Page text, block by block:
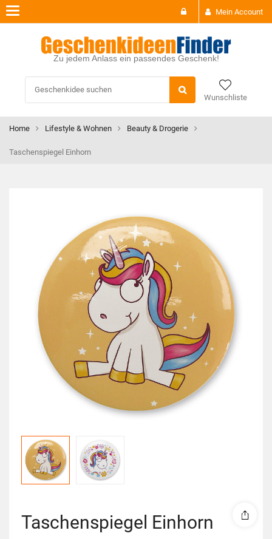
Mein Account
Zu jedem Anlass ein passendes Geschenk!
Wunschliste
Toggle
navigation
Home Lifestyle & Wohnen Beauty & Drogerie
Taschenspiegel Einhorn
Taschenspiegel Einhorn